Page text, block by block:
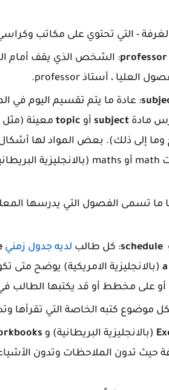
- التي تحتوي على مكاتب
professor: الشخص الذي يقف أمام
: عادة ما يتم تقسيم اليوم في
مادة subject أو topic معينة (مثل
وما إلى ذلك). بعض المواد لها
ما تسمى الفصول التي يدرسها
schedule: كل طالب لديه جدول زمني
(بالانجليزية الامريكية) يوضح
أو على مخطط أو قد يكتبها
موضوع كتبه الخاصة التي تقرأها
(بالانجليزية البريطانية) و
حيث تدون الملاحظات وتدون